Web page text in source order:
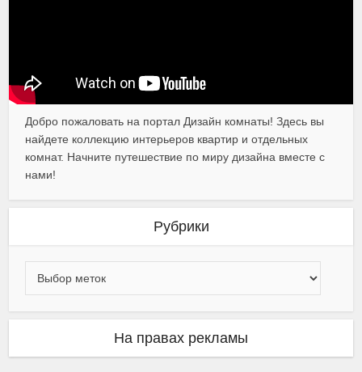
Добро пожаловать на портал Дизайн комнаты! Здесь вы
найдете коллекцию интерьеров квартир и отдельных
комнат. Начните путешествие по миру дизайна вместе с
нами!
Рубрики
На правах рекламы